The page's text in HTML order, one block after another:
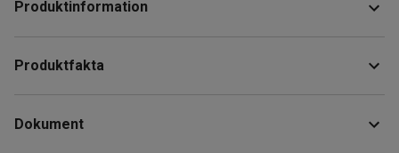
Produktinformation
och BSP-gänga.
Anpassad för plåt- eller plastfat med adapter.
Produktfakta
Material: Plast
Dokument